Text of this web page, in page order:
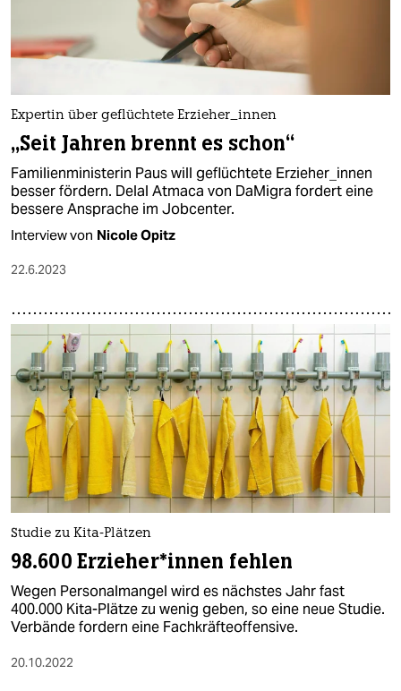
Expertin über geflüchtete Erzieher_innen
„Seit Jahren brennt es schon“
Familienministerin Paus will geflüchtete Erzieher_innen
besser fördern. Delal Atmaca von DaMigra fordert eine
bessere Ansprache im Jobcenter.
Interview von Nicole Opitz
22.6.2023
Studie zu Kita-Plätzen
98.600 Er­zie­he­r*in­nen fehlen
Wegen Personalmangel wird es nächstes Jahr fast
400.000 Kita-Plätze zu wenig geben, so eine neue Studie.
Verbände fordern eine Fachkräfteoffensive.
20.10.2022